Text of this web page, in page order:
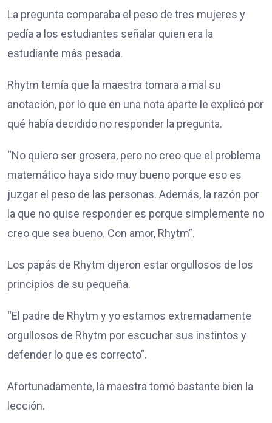
La pregunta comparaba el peso de tres mujeres y
pedía a los estudiantes señalar quien era la
estudiante más pesada.
Rhytm temía que la maestra tomara a mal su
anotación, por lo que en una nota aparte le explicó por
qué había decidido no responder la pregunta.
“No quiero ser grosera, pero no creo que el problema
matemático haya sido muy bueno porque eso es
juzgar el peso de las personas. Además, la razón por
la que no quise responder es porque simplemente no
creo que sea bueno. Con amor, Rhytm”.
Los papás de Rhytm dijeron estar orgullosos de los
principios de su pequeña.
“El padre de Rhytm y yo estamos extremadamente
orgullosos de Rhytm por escuchar sus instintos y
defender lo que es correcto”.
Afortunadamente, la maestra tomó bastante bien la
lección.